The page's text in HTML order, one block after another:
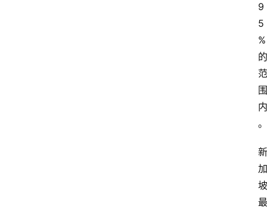
9
5
%
的
范
围
内
。
新
加
坡
最